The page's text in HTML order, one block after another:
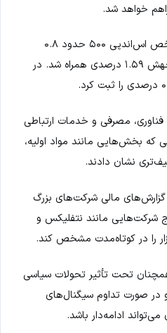
خواهد شد.
در معاملات روز چهارشنبه، شاخص اس‌اندپی ۵۰۰ حدود ۰.۸
درصد رشد کرد و نزدک نیز با جهش ۱.۵۹ درصدی همراه شد. در
مصرفی و خدمات ارتباطی
که بخش‌هایی مانند مواد اولیه،
نشان دادند.
گزارش‌های مالی شرکت‌های بزرگ
شرکت‌هایی مانند نتفلیکس و
را در کوتاه‌مدت مشخص کند.
تحت تأثیر تحولات سیاسی
در صورت تداوم سیگنال‌های
ادامه‌دار باشد.